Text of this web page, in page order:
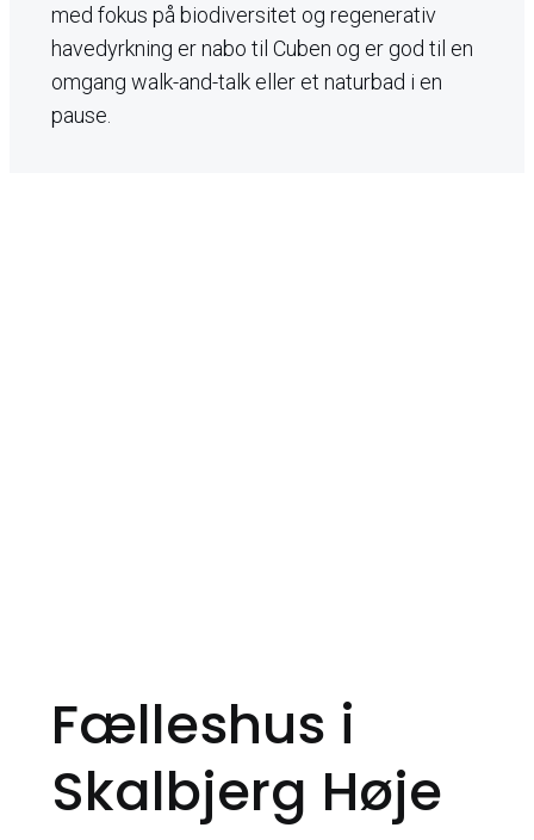
med fokus på biodiversitet og regenerativ
havedyrkning er nabo til Cuben og er god til en
omgang walk-and-talk eller et naturbad i en
pause.
Fælleshus i
Skalbjerg Høje